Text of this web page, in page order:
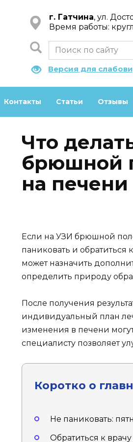
г. Гатчина, ул.
Время работы:
Версия для
Контакты Статьи Отзывы
Что
брюшной
на печени
Если на УЗИ брюшной
паниковать и обратиться
может назначить
определить природу
После получения
индивидуальный план
изменения в печени
специалисту позволяет
Коротко о
Не паниковать:
Обратиться к